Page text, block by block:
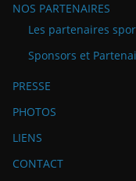
NOS PARTENAIRES
Les partenaires
Sponsors et
PRESSE
PHOTOS
LIENS
CONTACT